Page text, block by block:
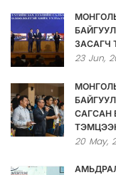
ЗАСАГЧ
23 Jun,
САГСАН
20 May,